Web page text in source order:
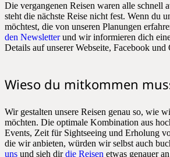
Die vergangenen Reisen waren alle schnell
steht die nächste Reise nicht fest. Wenn du
möchtest, die von unseren Planungen
den Newsletterund wir informieren dich
Details auf unserer Webseite, Facebook
Wieso du mitkommen
Wir gestalten unsere Reisen genau so, wie
möchten. Die optimale Kombination aus
Events, Zeit für Sightseeing und Erholung
die wir anbieten, würden wir selbst auch
uns und sieh dirdie Reisen etwas genauer